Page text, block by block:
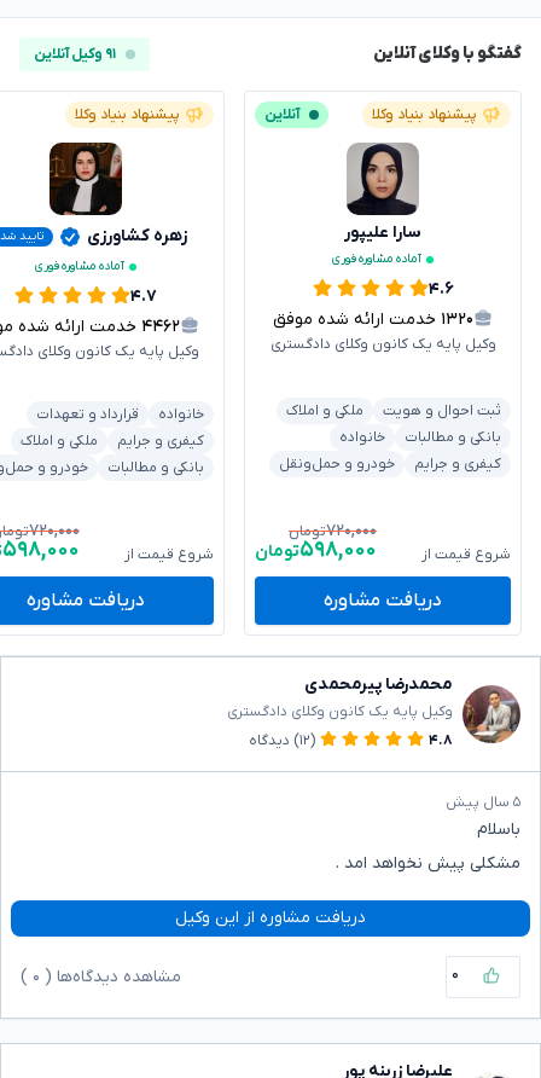
گفتگو با وکلای آنلاین ۹۱ وکیل آنلاین
پیشنهاد بنیاد وکلا آنلاین
سارا علیپور
آماده مشاوره فوری
۴.۶
۱۳۲۰ خدمت ارائه شده موفق
وکیل پایه یک کانون وکلای دادگستری
ثبت احوال و هویت
ملکی و املاک
بانکی و مطالبات
خانواده
کیفری و جرایم
خودرو و حمل‌ونقل
شروع قیمت از
۷۲۰,۰۰۰تومان
۵۹۸,۰۰۰تومان
دریافت مشاوره
پیشنهاد بنیاد وکلا
زهره کشاورزی
تایید
آماده مشاوره فوری
۴.۷
۴۴۶۲ خدمت ارائه شده موفق
وکیل پایه یک کانون وکلای
خانواده
قرارداد و تعهدات
کیفری و جرایم
ملکی و املاک
بانکی و مطالبات
خودرو و
شروع قیمت از
۷۲۰,۰۰۰
۵۹۸,۰۰۰
دریافت مشاوره
محمدرضا پیرمحمدی
وکیل پایه یک کانون وکلای دادگستری
۴.۸
(۱۲) دیدگاه
۵ سال پیش
باسلام
مشکلی پیش نخواهد امد .
دریافت مشاوره از این وکیل
۰ مشاهده دیدگاه‌ها ( ۰
علیرضا زرینه پور